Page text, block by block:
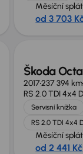
Měsíční
od 3 703
Zlevněno o
Škoda
2017237 394 km
RS 2.0 TDI 4x4
Servisní knížka
RS 2.0 TDI 4x4
Měsíční
od 2 441 Kč